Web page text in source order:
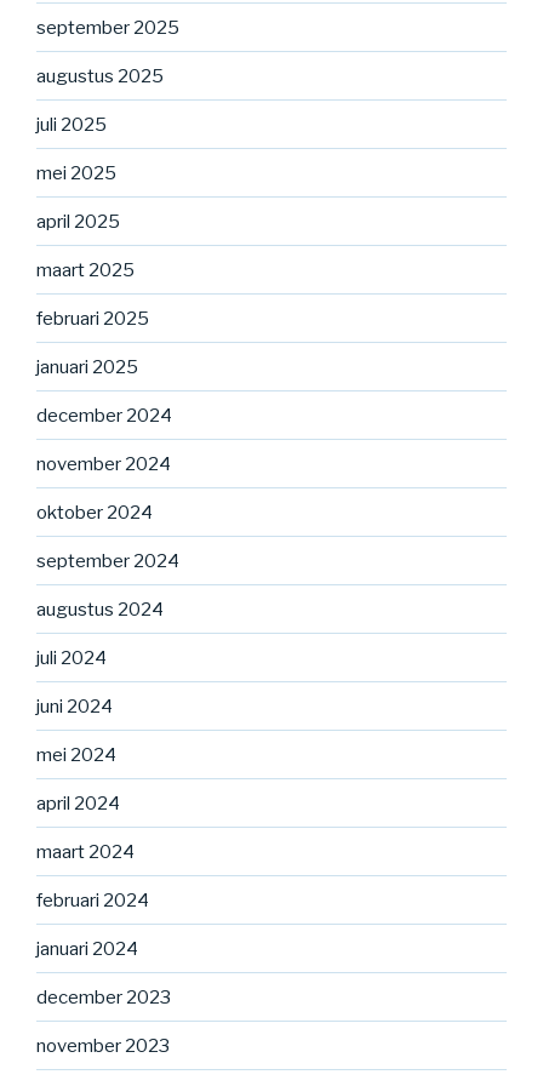
september 2025
augustus 2025
juli 2025
mei 2025
april 2025
maart 2025
februari 2025
januari 2025
december 2024
november 2024
oktober 2024
september 2024
augustus 2024
juli 2024
juni 2024
mei 2024
april 2024
maart 2024
februari 2024
januari 2024
december 2023
november 2023